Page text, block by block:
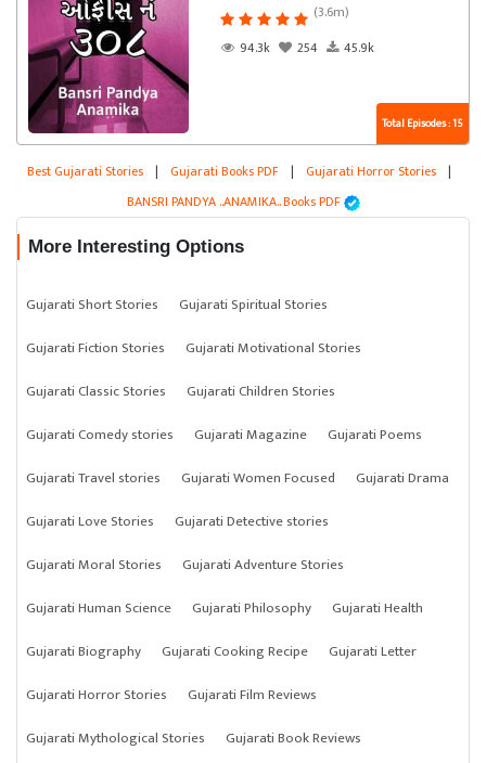
(3.6m)
94.3k
254 45.9k
Total Episodes : 15
Best Gujarati Stories | Gujarati Books PDF | Gujarati Horror Stories |
BANSRI PANDYA ..ANAMIKA.. Books PDF
More Interesting Options
Gujarati Short Stories
Gujarati Spiritual Stories
Gujarati Fiction Stories
Gujarati Motivational Stories
Gujarati Classic Stories
Gujarati Children Stories
Gujarati Comedy stories
Gujarati Magazine
Gujarati Poems
Gujarati Travel stories
Gujarati Women Focused
Gujarati Drama
Gujarati Love Stories
Gujarati Detective stories
Gujarati Moral Stories
Gujarati Adventure Stories
Gujarati Human Science
Gujarati Philosophy
Gujarati Health
Gujarati Biography
Gujarati Cooking Recipe
Gujarati Letter
Gujarati Horror Stories
Gujarati Film Reviews
Gujarati Mythological Stories
Gujarati Book Reviews